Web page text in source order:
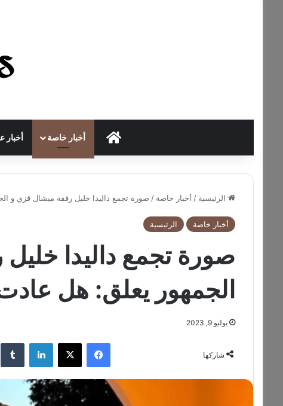
HOMEأخبار خاصة أخبار
الرئيسية / أخبار خاصة / صورة تجمع داليدا خليل رفقة ميشال قزي و
أخبار خاصة الرئيسية
صورة تجمع داليدا
الجمهور يعلق: هل عادت
يوليو 9, 2023
شاركها
فيسبوك ‫X لينكدإن ‏Tumblr